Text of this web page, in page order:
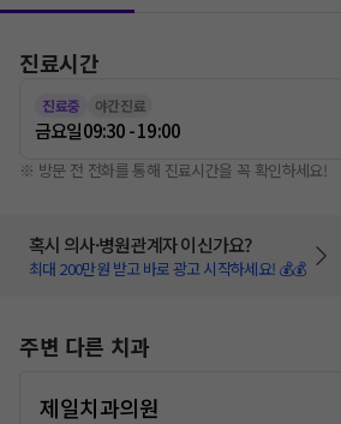
진료시간
진료중 야간진료
금요일09:30 - 19:00
※ 방문 전 전화를 통해 진료시간을 꼭 확인하세요!
혹시 의사·병원관계자 이신가요?
최대 200만원 받고 바로 광고 시작하세요! 💰💰
주변 다른 치과
제일치과의원